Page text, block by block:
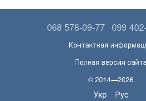
068 578-09-77 099
Контактная
Полная версия сайта
© 2014—2026
Укр Рус